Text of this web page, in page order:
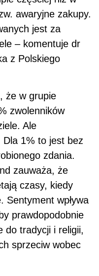
awaryjne zakupy.
jest za
– komentuje dr
z Polskiego
że w grupie
zwolenników
Ale
1% to jest bez
zdania.
zauważa, że
czasy, kiedy
Sentyment wpływa
prawdopodobnie
do tradycji i religii,
sprzeciw wobec